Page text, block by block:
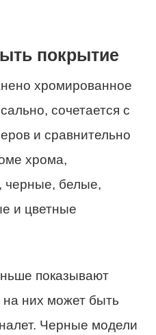
покрытие
хромированное
сочетается с
и сравнительно
хрома,
черные, белые,
и цветные
показывают
на них может быть
Черные модели